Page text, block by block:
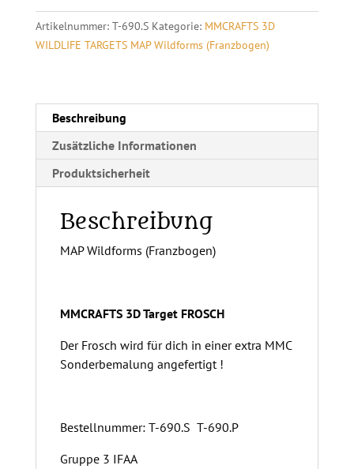
Target
Frosch
r
n
e
:
Artikelnummer: T-690.S Kategorie: MMCRAFTS 3D
WILDLIFE TARGETS MAP Wildforms (Franzbogen)
Beschreibung
Zusätzliche Informationen
Produktsicherheit
Beschreibung
MAP Wildforms (Franzbogen)
MMCRAFTS 3D Target FROSCH
Der Frosch wird für dich in einer extra MMC
Sonderbemalung angefertigt !
Bestellnummer: T-690.S T-690.P
Gruppe 3 IFAA